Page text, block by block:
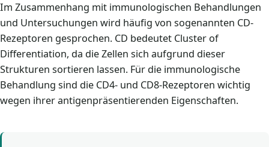
Im Zusammenhang mit immunologischen Behandlungen
und Untersuchungen wird häufig von sogenannten CD-
Rezeptoren gesprochen. CD bedeutet Cluster of
Differentiation, da die Zellen sich aufgrund dieser
Strukturen sortieren lassen. Für die immunologische
Behandlung sind die CD4- und CD8-Rezeptoren wichtig
wegen ihrer antigenpräsentierenden Eigenschaften.